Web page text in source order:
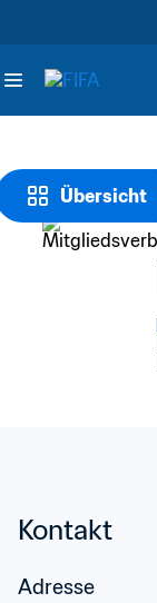
Übersicht
Kontakt
Adresse